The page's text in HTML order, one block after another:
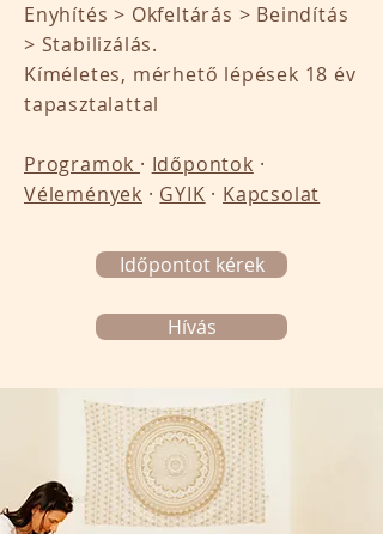
Enyhítés > Okfeltárás > Beindítás
> Stabilizálás.
Kíméletes, mérhető lépések 18 év
tapasztalattal
​Programok · Időpontok ·
Vélemények · GYIK · Kapcsolat
Időpontot kérek
Hívás